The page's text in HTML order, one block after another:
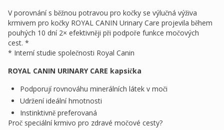
V porovnání s běžnou potravou pro kočky se výlučná výživa
krmivem pro kočky ROYAL CANIN Urinary Care projevila během
pouhých 10 dní 2× efektivněji při podpoře funkce močových
cest. *
* Interní studie společnosti Royal Canin
ROYAL CANIN URINARY CARE kapsička
Podporují rovnováhu minerálních látek v moči
Udržení ideální hmotnosti
Instinktivně preferovaná
Proč speciální krmivo pro zdravé močové cesty?